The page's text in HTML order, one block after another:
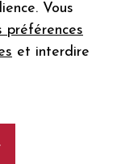
Vous
préférences
et interdire
la newsletter de la